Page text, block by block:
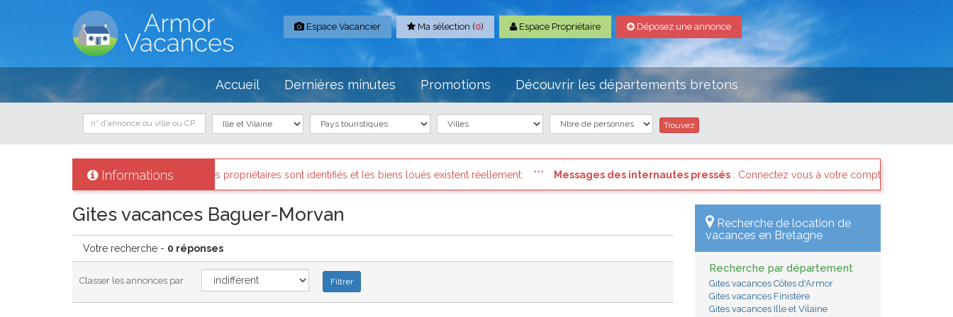
Espace Vacancier Ma sélection (0) Espace Propriétaire Déposez une annonce
Accueil Dernières minutes Promotions Découvrir les départements bretons
Informations
Armor-vacances: Tous les propriétaires sont identifiés et les biens loués existent réellement. Messages des internautes pressés: Connectez vous à votre compte et consultez les "Messages des
Gites vacances Baguer-Morvan
Votre recherche - 0 réponses
Classer les annonces par :
Recherche de location de
vacances en Bretagne
Recherche par département
Gites vacances Côtes d'Armor
Gites vacances Finistère
Gites vacances Ille et Vilaine